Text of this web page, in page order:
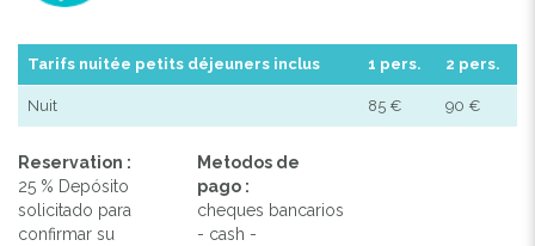
Tarifs nuitée petits déjeuners inclus 1 pers. 2 pers.
Nuit 85 € 90 €
Reservation :
25 % Depósito
solicitado para
confirmar su
Metodos de
pago :
cheques bancarios
- cash -